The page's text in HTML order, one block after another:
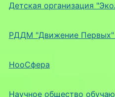
Детская организация
РДДМ "Движение
НооСфера
Научное общество